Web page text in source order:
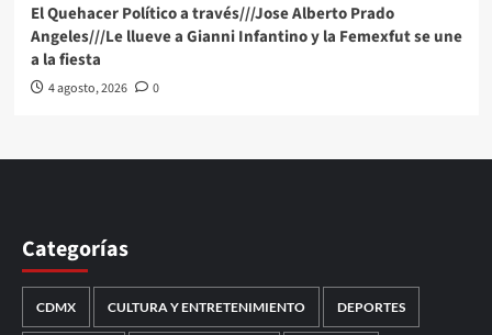
El Quehacer Político a través///Jose Alberto Prado
Angeles///Le llueve a Gianni Infantino y la Femexfut se une
a la fiesta
4 agosto, 2026 0
Categorías
CDMX CULTURA Y ENTRETENIMIENTO DEPORTES